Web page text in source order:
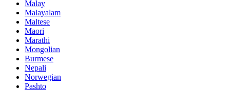
Malay
Malayalam
Maltese
Maori
Marathi
Mongolian
Burmese
Nepali
Norwegian
Pashto